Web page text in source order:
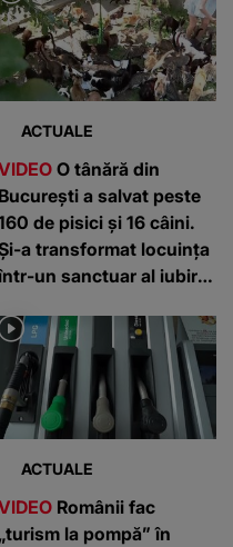
ACTUALE
O tânără din
București a salvat peste
de pisici și 16 câini.
a transformat locuința
un sanctuar al iubirii
ACTUALE
Românii fac
„turism la pompă” în